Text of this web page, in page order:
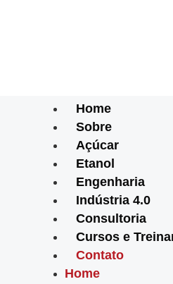
Home
Sobre
Açúcar
Etanol
Engenharia
Indústria 4.0
Consultoria
Cursos e
Contato
Home